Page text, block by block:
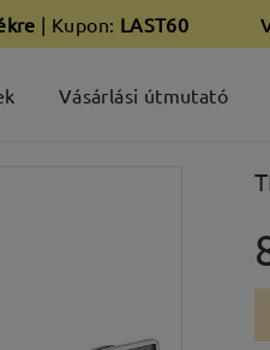
| Kupon: LAST60
Vásárlási útmutató